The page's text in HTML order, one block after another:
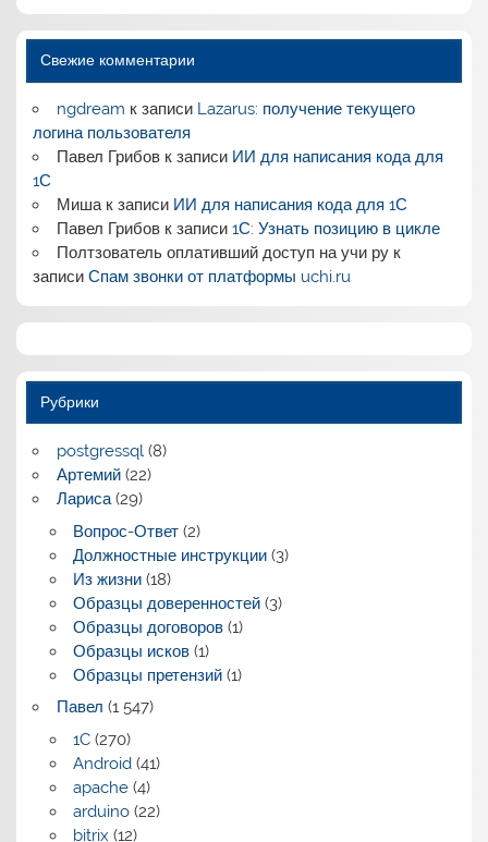
Свежие комментарии
ngdream к записи Lazarus: получение текущего
логина пользователя
Павел Грибовк записи ИИ для написания кода для
1С
Мишак записи ИИ для написания кода для 1С
Павел Грибовк записи 1С: Узнать позицию в цикле
Полтзователь оплативший доступ на учи рук
записиСпам звонки от платформы uchi.ru
Рубрики
postgressql(8)
Артемий(22)
Лариса(29)
Вопрос-Ответ(2)
Должностные инструкции(3)
Из жизни(18)
Образцы доверенностей(3)
Образцы договоров(1)
Образцы исков(1)
Образцы претензий(1)
Павел (1 547)
1C(270)
Android(41)
apache(4)
arduino(22)
bitrix (12)